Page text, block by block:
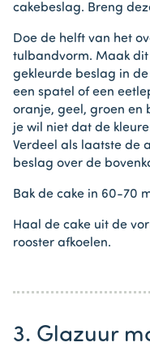
cakebeslag. Breng
Doe de helft van het
tulbandvorm. Maak
gekleurde beslag in
een spatel of een
oranje, geel, groen en
je wil niet dat de
Verdeel als laatste de
beslag over de
Bak de cake in 60-70
Haal de cake uit de
rooster afkoelen.
3. Glazuur